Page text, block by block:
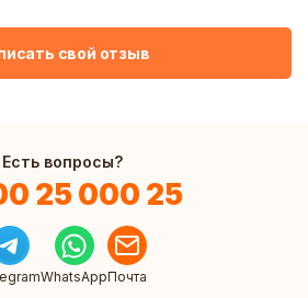
свой отзыв
Есть вопросы?
25 000 25
WhatsAppПочта